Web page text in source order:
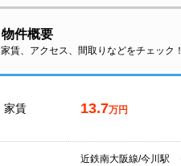
物件概要
家賃、アクセス、間取りなどをチェック！
家賃 13.7万円
近鉄南大阪線/今川駅